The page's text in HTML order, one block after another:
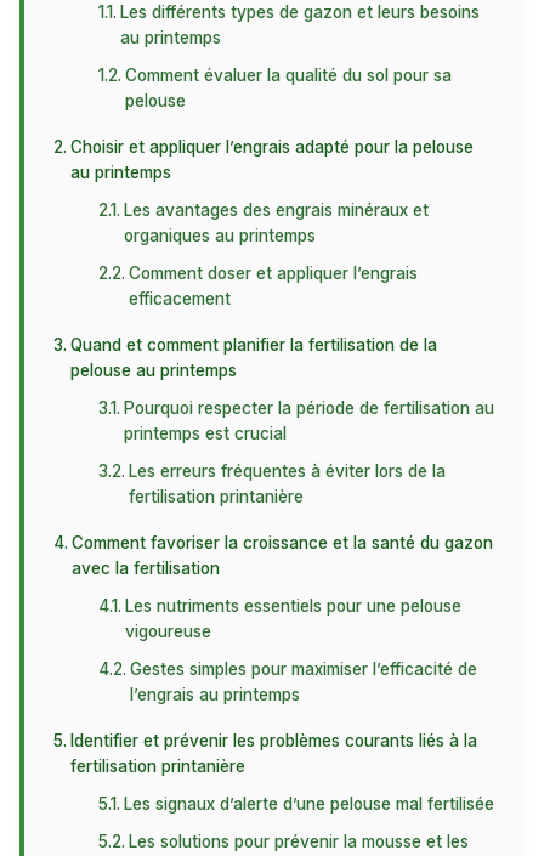
Les différents types de gazon et leurs besoins
au printemps
Comment évaluer la qualité du sol pour sa
pelouse
Choisir et appliquer l’engrais adapté pour la pelouse
au printemps
Les avantages des engrais minéraux et
organiques au printemps
Comment doser et appliquer l’engrais
efficacement
Quand et comment planifier la fertilisation de la
pelouse au printemps
Pourquoi respecter la période de fertilisation au
printemps est crucial
Les erreurs fréquentes à éviter lors de la
fertilisation printanière
Comment favoriser la croissance et la santé du gazon
avec la fertilisation
Les nutriments essentiels pour une pelouse
vigoureuse
Gestes simples pour maximiser l’efficacité de
l’engrais au printemps
Identifier et prévenir les problèmes courants liés à la
fertilisation printanière
Les signaux d’alerte d’une pelouse mal fertilisée
Les solutions pour prévenir la mousse et les